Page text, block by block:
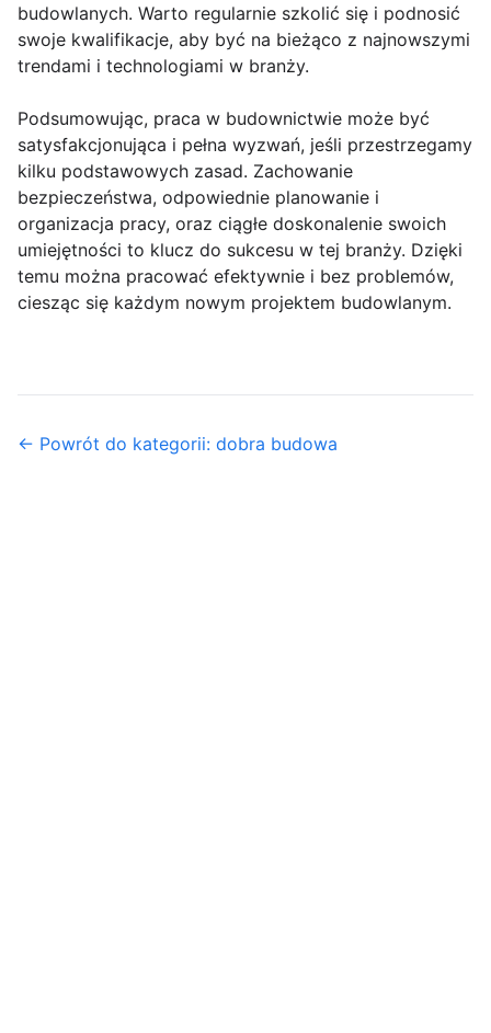
budowlanych. Warto regularnie szkolić się i podnosić
swoje kwalifikacje, aby być na bieżąco z najnowszymi
trendami i technologiami w branży.
Podsumowując, praca w budownictwie może być
satysfakcjonująca i pełna wyzwań, jeśli przestrzegamy
kilku podstawowych zasad. Zachowanie
bezpieczeństwa, odpowiednie planowanie i
organizacja pracy, oraz ciągłe doskonalenie swoich
umiejętności to klucz do sukcesu w tej branży. Dzięki
temu można pracować efektywnie i bez problemów,
ciesząc się każdym nowym projektem budowlanym.
← Powrót do kategorii: dobra budowa